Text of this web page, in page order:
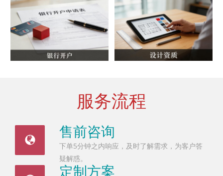
服务流程
售前咨询
下单5分钟之内响应，及时了解需求，为客户答
疑解惑。
定制方案